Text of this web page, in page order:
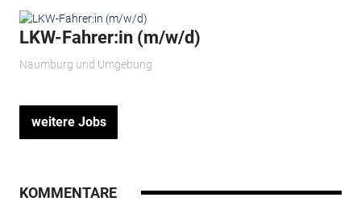
LKW-Fahrer:in (m/w/d)
Naumburg und Umgebung
weitere Jobs
KOMMENTARE